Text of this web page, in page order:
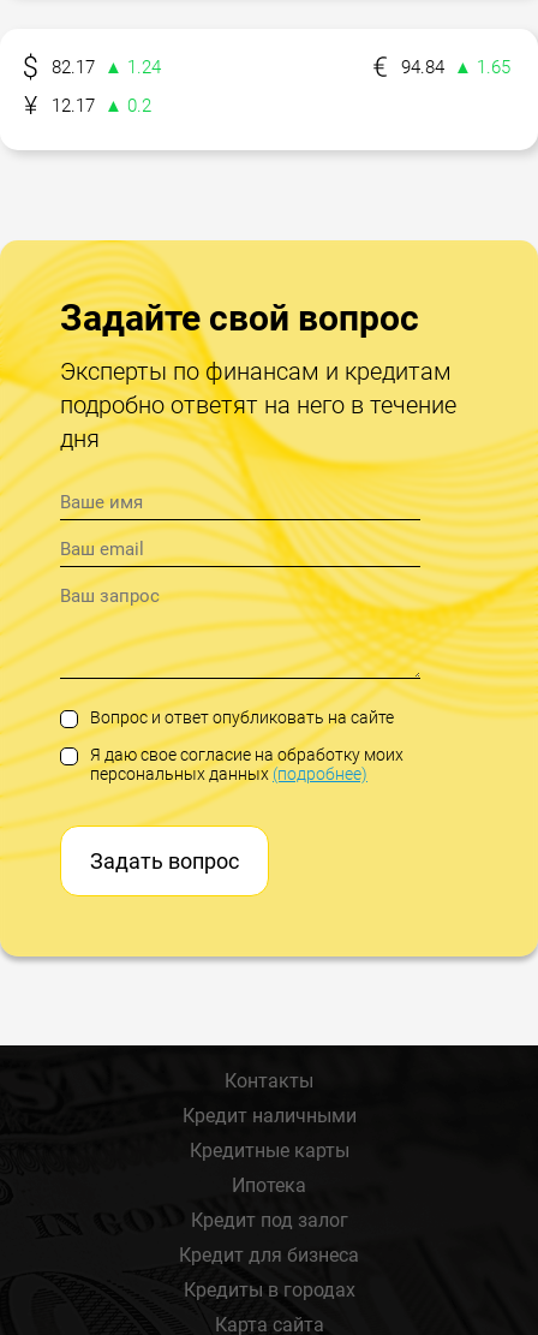
82.17 ▲ 1.24 94.84
▲ 1.65
12.17
▲ 0.2
Задайте свой вопрос
Эксперты по финансам и кредитам
подробно ответят на него в течение
дня
Вопрос и ответ опубликовать на сайте
Я даю свое согласие на обработку моих
персональных данных(подробнее)
Задать вопрос
Контакты
Кредит наличными
Кредитные карты
Ипотека
Кредит под залог
Кредит для бизнеса
Кредиты в городах
Карта сайта